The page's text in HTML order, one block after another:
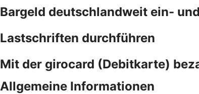
Bargeld deutschlandweit ein-
Lastschriften durchführen
Mit der girocard (Debitkarte)
Allgemeine Informationen